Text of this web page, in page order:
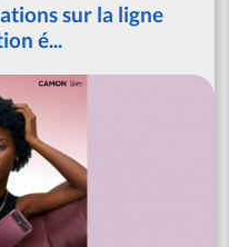
sur la ligne
é...